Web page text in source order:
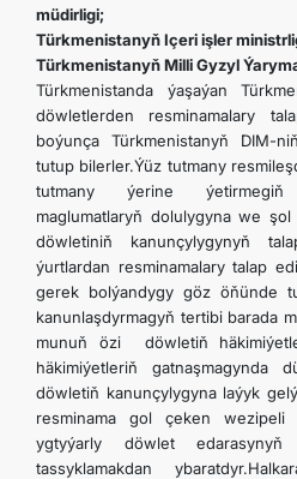
müdirligi;
Türkmenistanyň Içeri işler
Türkmenistanyň Milli Gyzyl
Türkmenistanda ýaşaýan
döwletlerden resminamalary
boýunça Türkmenistanyň DIM-
tutup bilerler.Ýüz tutmany
tutmany ýerine ýetirmegiň
maglumatlaryň dolulygyna we
döwletiniň kanunçylygynyň
ýurtlardan resminamalary talap
gerek bolýandygy göz öňünde
kanunlaşdyrmagyň tertibi barada
munuň özi döwletiň
häkimiýetleriň gatnaşmagynda
döwletiň kanunçylygyna laýyk
resminama gol çeken wezipeli
ygtyýarly döwlet edarasynyň
tassyklamakdan